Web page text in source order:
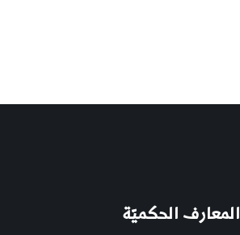
المعارف الحكميّة